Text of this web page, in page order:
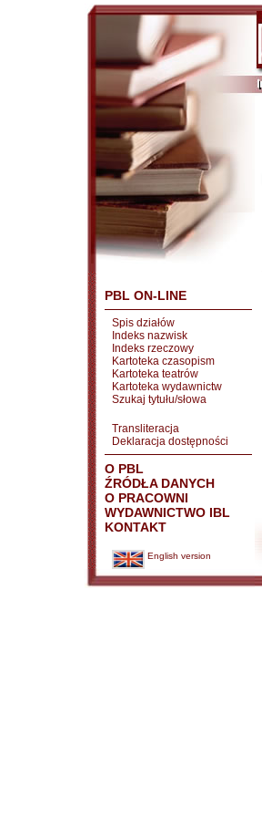
PBL ON-LINE
Spis działów
Indeks nazwisk
Indeks rzeczowy
Kartoteka czasopism
Kartoteka teatrów
Kartoteka wydawnictw
Szukaj tytułu/słowa
Transliteracja
Deklaracja dostępności
O PBL
ŹRÓDŁA DANYCH
O PRACOWNI
WYDAWNICTWO IBL
KONTAKT
English version